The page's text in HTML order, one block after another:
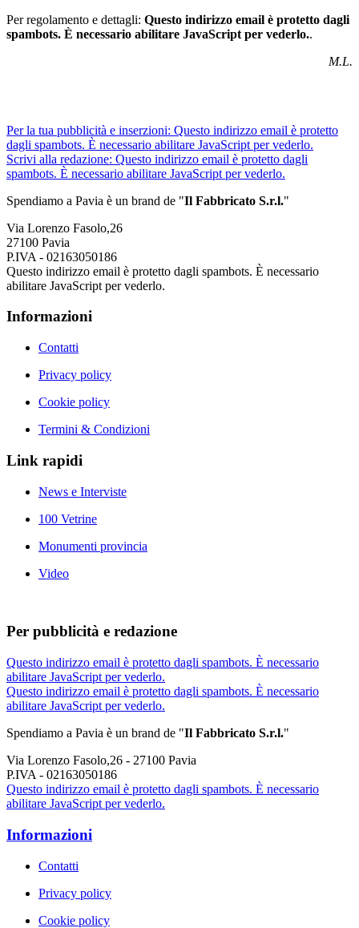
Per regolamento e dettagli: Questo indirizzo email è protetto dagli
spambots. È necessario abilitare JavaScript per vederlo..
M.L.
Per la tua pubblicità e inserzioni: Questo indirizzo email è protetto
dagli spambots. È necessario abilitare JavaScript per vederlo.
Scrivi alla redazione: Questo indirizzo email è protetto dagli
spambots. È necessario abilitare JavaScript per vederlo.
Spendiamo a Pavia è un brand de "Il Fabbricato S.r.l."
Via Lorenzo Fasolo,26
27100 Pavia
P.IVA - 02163050186
Questo indirizzo email è protetto dagli spambots. È necessario
abilitare JavaScript per vederlo.
Informazioni
Contatti
Privacy policy
Cookie policy
Termini & Condizioni
Link rapidi
News e Interviste
100 Vetrine
Monumenti provincia
Video
Per pubblicità e redazione
Questo indirizzo email è protetto dagli spambots. È necessario
abilitare JavaScript per vederlo.
Questo indirizzo email è protetto dagli spambots. È necessario
abilitare JavaScript per vederlo.
Spendiamo a Pavia è un brand de "Il Fabbricato S.r.l."
Via Lorenzo Fasolo,26 - 27100 Pavia
P.IVA - 02163050186
Questo indirizzo email è protetto dagli spambots. È necessario
abilitare JavaScript per vederlo.
Informazioni
Contatti
Privacy policy
Cookie policy